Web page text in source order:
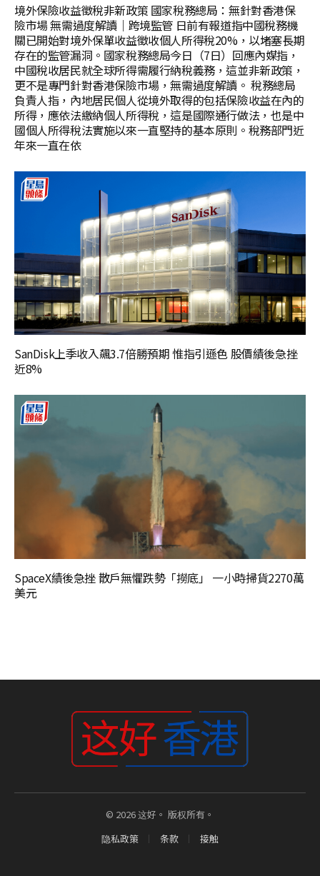
境外保險收益徵稅非新政策 國家稅務總局：無針對香港保
險市場 無需過度解讀｜跨境監管 日前有報道指中國稅務機
關已開始對境外保單收益徵收個人所得稅20%，以堵塞長期
存在的監管漏洞。國家稅務總局今日（7日）回應內媒指，
中國稅收居民就全球所得需履行納稅義務，這並非新政策，
更不是專門針對香港保險市場，無需過度解讀。 稅務總局
負責人指，內地居民個人從境外取得的包括保險收益在內的
所得，應依法繳納個人所得稅，這是國際通行做法，也是中
國個人所得稅法實施以來一直堅持的基本原則。稅務部門近
年來一直在依
SanDisk上季收入飆3.7倍勝預期 惟指引遜色 股價績後急挫
近8%
SpaceX績後急挫 散戶無懼跌勢「撈底」 一小時掃貨2270萬
美元
© 2026 这好。 版权所有。
隐私政策
条款 接触